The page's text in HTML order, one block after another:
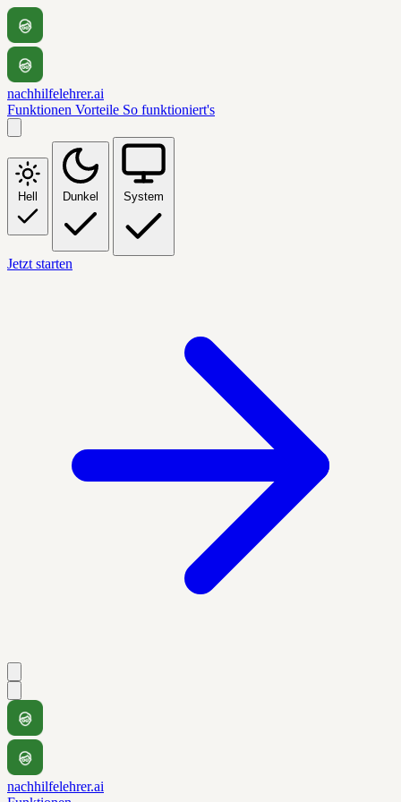
nachhilfelehrer.ai
Funktionen Vorteile So funktioniert's
Hell Dunkel System
Jetzt starten
nachhilfelehrer.ai